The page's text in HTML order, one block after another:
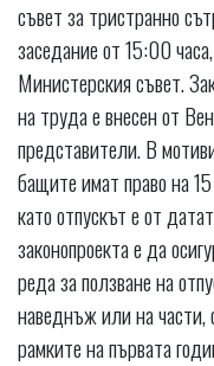
съвет за тристранно
заседание от 15:00
Министерския съвет.
на труда е внесен от
представители. В
бащите имат право на
като отпускът е от
законопроекта е да
реда за ползване на
наведнъж или на части,
рамките на първата